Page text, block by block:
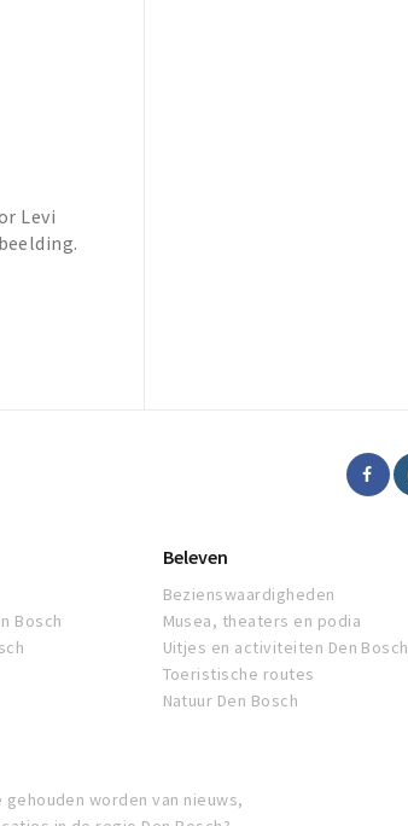
Levi
Bosch
Beleven
Bezienswaardigheden
Musea, theaters en podia
Uitjes en activiteiten Den Bosch
Toeristische routes
Natuur Den Bosch
worden van nieuws,